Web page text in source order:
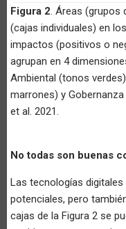
Figura 2. Áreas (grupos
(cajas individuales) en
impactos (positivos o
agrupan en 4
Ambiental (tonos
marrones) y
et al. 2021.
No todas son buenas
Las tecnologías
potenciales, pero
cajas de la Figura 2 se